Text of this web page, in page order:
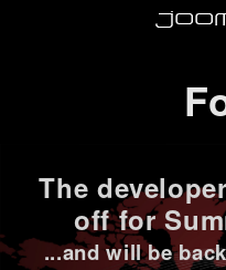
The
off for
...and will be